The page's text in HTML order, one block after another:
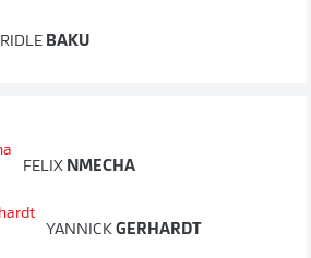
RIDLE BAKU
FELIX NMECHA
YANNICK GERHARDT